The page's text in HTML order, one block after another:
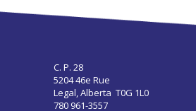
C. P. 28
5204 46e Rue
Legal, Alberta T0G 1L0
780 961-3557